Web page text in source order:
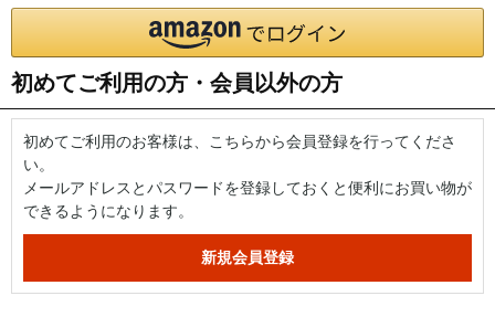
初めてご利用の方・会員以外の方
初めてご利用のお客様は、こちらから会員登録を行ってくださ
い。
メールアドレスとパスワードを登録しておくと便利にお買い物が
できるようになります。